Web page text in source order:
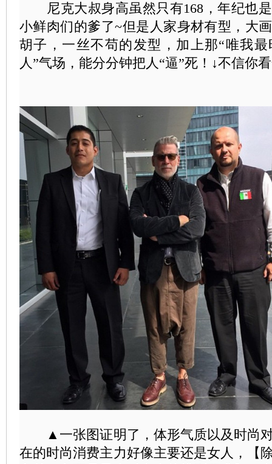
尼克大叔身高虽然只有168，年纪也是
小鲜肉们的爹了~但是人家身材有型，大
胡子，一丝不苟的发型，加上那“唯我
人”气场，能分分钟把人“逼”死！↓不信你
▲一张图证明了，体形气质以及时尚对
在的时尚消费主力好像主要还是女人，【